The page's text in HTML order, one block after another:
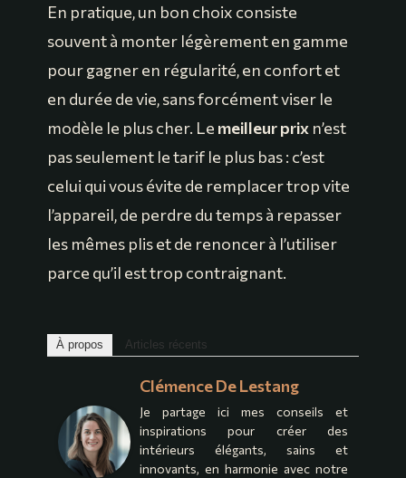
En pratique, un bon choix consiste
souvent à monter légèrement en gamme
pour gagner en régularité, en confort et
en durée de vie, sans forcément viser le
modèle le plus cher. Le meilleur prix n’est
pas seulement le tarif le plus bas : c’est
celui qui vous évite de remplacer trop vite
l’appareil, de perdre du temps à repasser
les mêmes plis et de renoncer à l’utiliser
parce qu’il est trop contraignant.
À propos Articles récents
Clémence De Lestang
Je partage ici mes conseils et
inspirations pour créer des
intérieurs élégants, sains et
innovants, en harmonie avec notre